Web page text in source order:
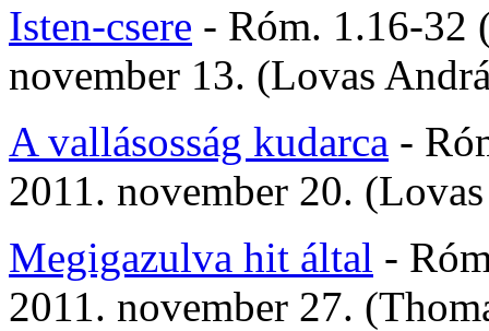
Isten-csere - Róm. 1.16-32
november 13. (Lovas
A vallásosság kudarca -
2011. november 20.
Megigazulva hit által -
2011. november 27.